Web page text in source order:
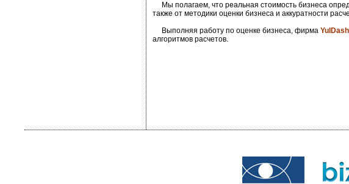
Мы полагаем, что реальная стоимость бизнеса
также от методики оценки бизнеса и аккуратности
Выполняя работу по оценке бизнеса, фирма YulDash
алгоритмов расчетов.